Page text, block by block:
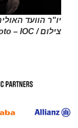
יו"ר הוועד
צילום / Photo – IOC